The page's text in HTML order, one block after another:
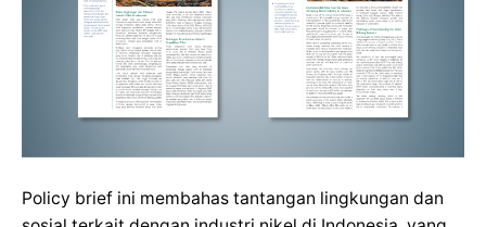
Policy brief ini membahas tantangan lingkungan dan